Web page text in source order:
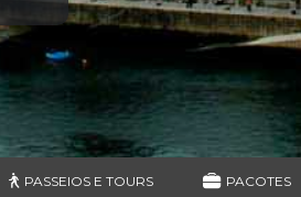
PASSEIOS E TOURS PACOTES